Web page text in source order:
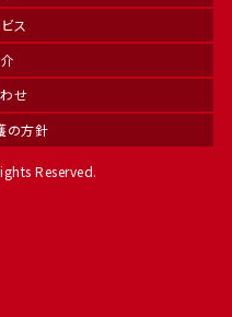
ス
せ
の方針
Reserved.